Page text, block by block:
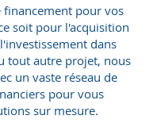
financement pour vos
soit pour l'acquisition
dans
tout autre projet, nous
un vaste réseau de
pour vous
sur mesure.